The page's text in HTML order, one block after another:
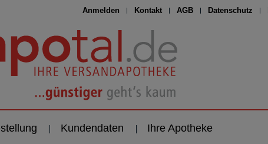
Anmelden Kontakt AGB Datenschutz
Kundendaten Ihre Apotheke